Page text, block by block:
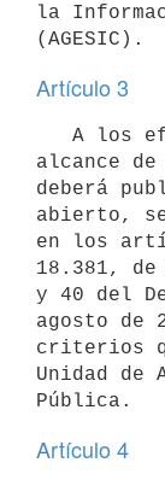
la
Artículo 3
alcance
deberá
abierto,
en los
18.381,
y 40 del
agosto de
criterios
Unidad de
Artículo 4